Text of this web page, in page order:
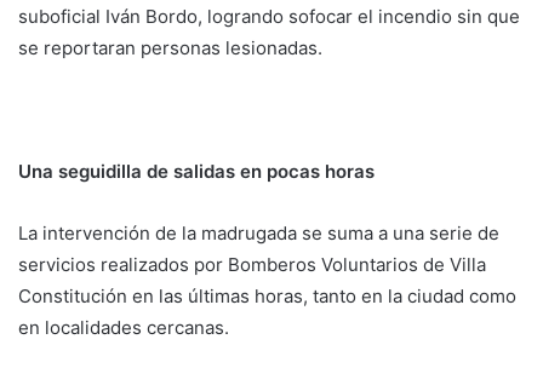
suboficial Iván Bordo, logrando sofocar el incendio sin que
se reportaran personas lesionadas.
Una seguidilla de salidas en pocas horas
La intervención de la madrugada se suma a una serie de
servicios realizados por Bomberos Voluntarios de Villa
Constitución en las últimas horas, tanto en la ciudad como
en localidades cercanas.